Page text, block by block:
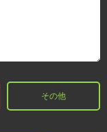
その他